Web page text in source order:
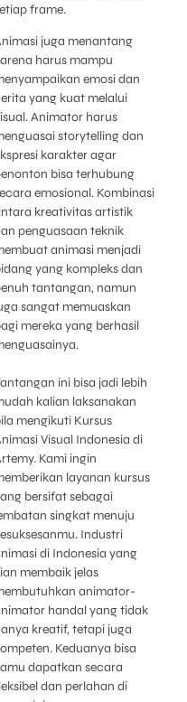
frame.
juga menantang
harus mampu
emosi dan
yang kuat melalui
Animator harus
storytelling dan
karakter agar
bisa terhubung
emosional. Kombinasi
kreativitas artistik
penguasaan teknik
animasi menjadi
yang kompleks dan
tantangan, namun
sangat memuaskan
mereka yang berhasil
ini bisa jadi lebih
kalian laksanakan
mengikuti Kursus
Visual Indonesia di
Kami ingin
layanan kursus
bersifat sebagai
singkat menuju
Industri
di Indonesia yang
membaik jelas
animator-
handal yang tidak
kreatif, tetapi juga
Keduanya bisa
dapatkan secara
dan perlahan di